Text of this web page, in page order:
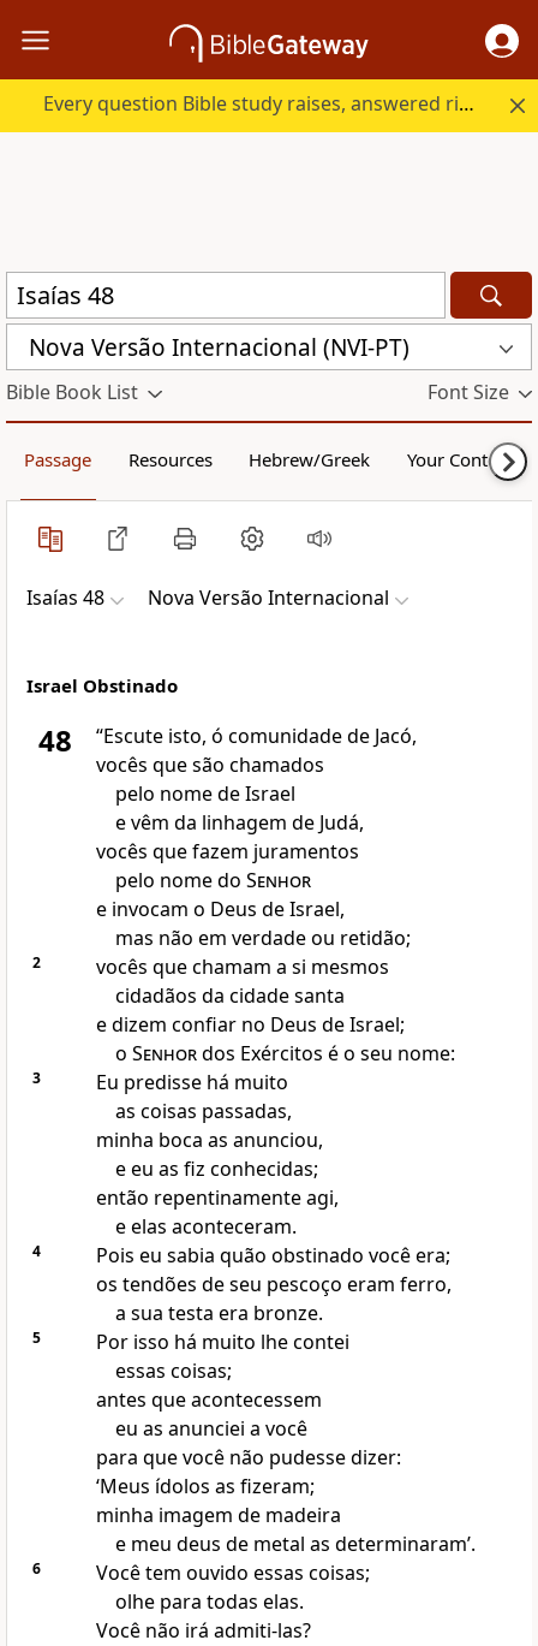
Every question Bible study raises, answered right here.
Nova Versão Internacional (NVI-PT)
Bible Book List Font Size
Passage Resources Hebrew/Greek Your Content
Isaías 48 Nova Versão Internacional
Israel Obstinado
48
“Escute isto, ó comunidade de Jacó,
vocês que são chamados
pelo nome de Israel
e vêm da linhagem de Judá,
vocês que fazem juramentos
pelo nome do Senhor
e invocam o Deus de Israel,
mas não em verdade ou retidão;
2
vocês que chamam a si mesmos
cidadãos da cidade santa
e dizem confiar no Deus de Israel;
o Senhordos Exércitos é o seu nome:
3
Eu predisse há muito
as coisas passadas,
minha boca as anunciou,
e eu as fiz conhecidas;
então repentinamente agi,
e elas aconteceram.
4
Pois eu sabia quão obstinado você era;
os tendões de seu pescoço eram ferro,
a sua testa era bronze.
5
Por isso há muito lhe contei
essas coisas;
antes que acontecessem
eu as anunciei a você
para que você não pudesse dizer:
‘Meus ídolos as fizeram;
minha imagem de madeira
e meu deus de metal as determinaram’.
6
Você tem ouvido essas coisas;
olhe para todas elas.
Você não irá admiti-las?